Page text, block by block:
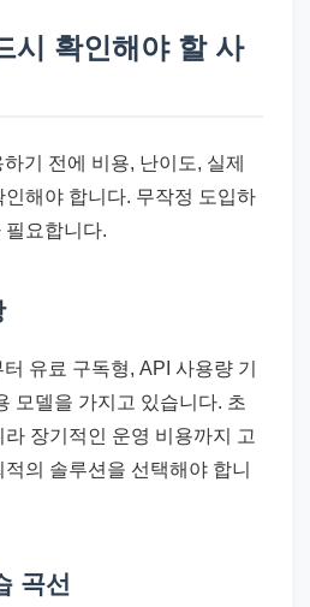
시 확인해야 할 사
기 전에 비용, 난이도, 실제
해야 합니다. 무작정 도입하
필요합니다.
유료 구독형, API 사용량 기
모델을 가지고 있습니다. 초
장기적인 운영 비용까지 고
의 솔루션을 선택해야 합니
곡선